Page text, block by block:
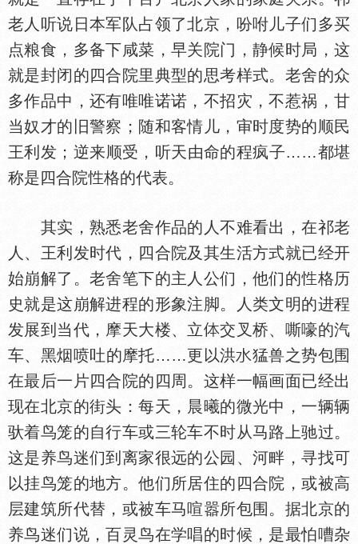
老人听说日本军队占领了北京，吩咐儿子们多买
点粮食，多备下咸菜，早关院门，静候时局，这
就是封闭的四合院里典型的思考样式。老舍的众
多作品中，还有唯唯诺诺，不招灾，不惹祸，甘
当奴才的旧警察；随和客情儿，审时度势的顺民
王利发；逆来顺受，听天由命的程疯子……都堪
称是四合院
格的代表。
其实，熟悉老舍作品的人不难看出，在祁老
人、王利发时代，四合院及其生活方式就已经开
始崩解了。老舍笔下的主人公们，他们的
格历
史就是这崩解进程的形象注脚。人类文明的进程
发展到当代，摩天大楼、立
交叉桥、嘶嚎的汽
车、黑烟喷吐的摩托……更以洪
猛兽之势包围
在最后一片四合院的四周。这样一幅画面已经出
现在北京的街头：每天，晨曦的微光中，一辆辆
驮着鸟笼的自行车或三轮车不时从马路上驰过。
这是养鸟迷们到离家很远的公园、河畔，寻找可
以挂鸟笼的地方。他们所居住的四合院，或被高
层建筑所代替，或被车马喧嚣所包围。据北京的
养鸟迷们说，百灵鸟在学唱的时候，是最怕嘈杂